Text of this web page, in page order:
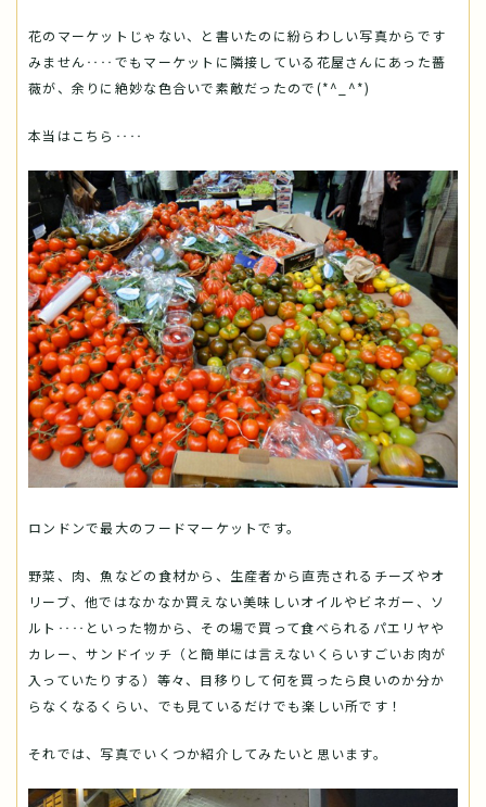
花のマーケットじゃない、と書いたのに紛らわしい写真からです
みません‥‥でもマーケットに隣接している花屋さんにあった薔
薇が、余りに絶妙な色合いで素敵だったので(*^_^*)
本当はこちら‥‥
ロンドンで最大のフードマーケットです。
野菜、肉、魚などの食材から、生産者から直売されるチーズやオ
リーブ、他ではなかなか買えない美味しいオイルやビネガー、ソ
ルト‥‥といった物から、その場で買って食べられるパエリヤや
カレー、サンドイッチ（と簡単には言えないくらいすごいお肉が
入っていたりする）等々、目移りして何を買ったら良いのか分か
らなくなるくらい、でも見ているだけでも楽しい所です！
それでは、写真でいくつか紹介してみたいと思います。